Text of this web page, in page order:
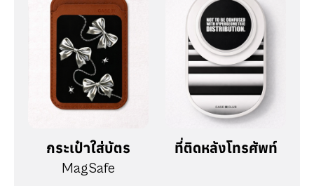
กระเป๋าใส่บัตร
MagSafe
ที่ติดหลังโทรศัพท์